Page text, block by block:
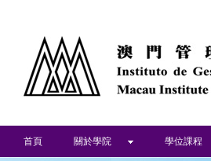
首頁 關於學院 學位課程